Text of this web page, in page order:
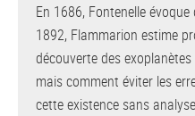
En 1686, Fontenelle
1892, Flammarion estime
découverte des
mais comment éviter les
cette existence sans